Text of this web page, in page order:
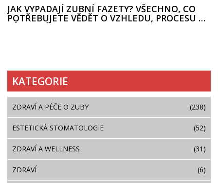
JAK VYPADAJÍ ZUBNÍ FAZETY? VŠECHNO, CO
POTŘEBUJETE VĚDĚT O VZHLEDU, PROCESU A
KATEGORIE
ZDRAVÍ A PÉČE O ZUBY (238)
ESTETICKÁ STOMATOLOGIE (52)
ZDRAVÍ A WELLNESS (31)
ZDRAVÍ (6)